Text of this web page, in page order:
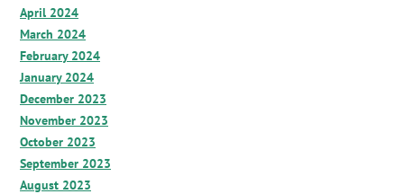
April 2024
March 2024
February 2024
January 2024
December 2023
November 2023
October 2023
September 2023
August 2023